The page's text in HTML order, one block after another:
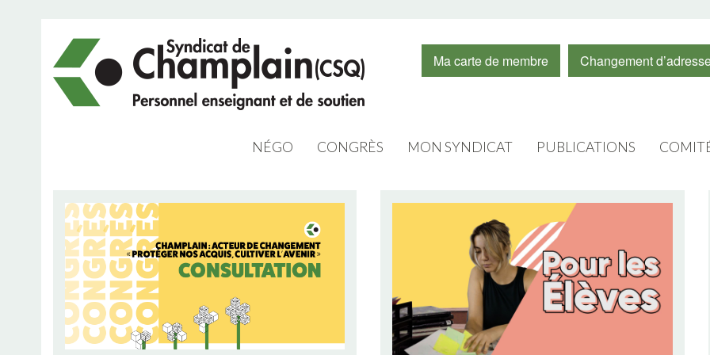
Ma carte de membre Changement
NÉGO
ARCHIVES NÉGO 2020
CONGRÈS MON SYNDICAT
PERSONNEL
RABAIS DES MEMBRES
PUBLICATIONS
INFOS
JOURNAL LE CHAMPLAIN
RÉSUMÉ DES ASSEMBLÉES